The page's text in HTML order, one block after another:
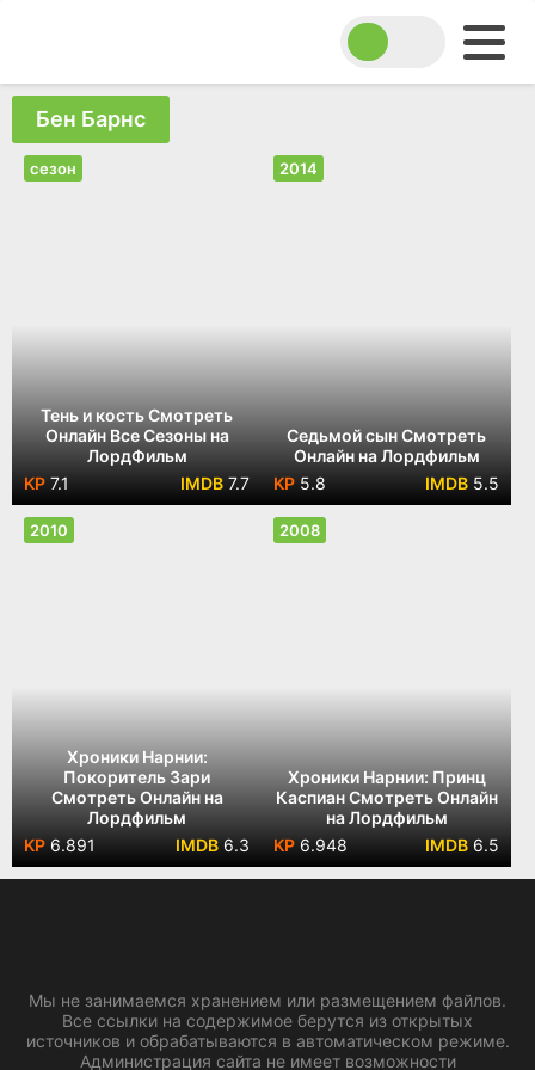
Бен Барнс
Тень и кость Смотреть
Онлайн Все Сезоны на
ЛордФильм
7.1
7.7
сезон
Седьмой сын Смотреть
Онлайн на Лордфильм
5.8
5.5
2014
Хроники Нарнии:
Покоритель Зари
Смотреть Онлайн на
Лордфильм
6.891
6.3
2010
Хроники Нарнии: Принц
Каспиан Смотреть Онлайн
на Лордфильм
6.948
6.5
2008
Мы не занимаемся хранением или размещением файлов.
Все ссылки на содержимое берутся из открытых
источников и обрабатываются в автоматическом режиме.
Администрация сайта не имеет возможности